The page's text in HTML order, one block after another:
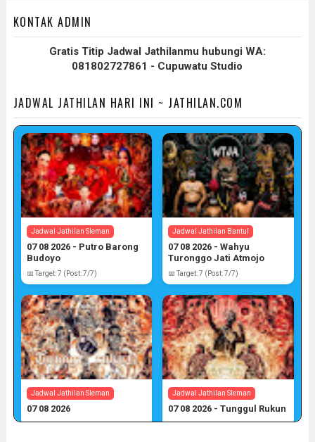
KONTAK ADMIN
Gratis Titip Jadwal Jathilanmu hubungi WA:
081802727861 - Cupuwatu Studio
JADWAL JATHILAN HARI INI ~ JATHILAN.COM
Jadwal Jathilan Sleman
07 08 2026 - Putro Barong
Budoyo
📅 Target: 7 (Post: 7/7)
Jadwal Jathilan Bantul
07 08 2026 - Wahyu
Turonggo Jati Atmojo
📅 Target: 7 (Post: 7/7)
Jadwal Jathilan Sleman
07 08 2026
Jadwal Jathilan Sleman
07 08 2026 - Tunggul Rukun